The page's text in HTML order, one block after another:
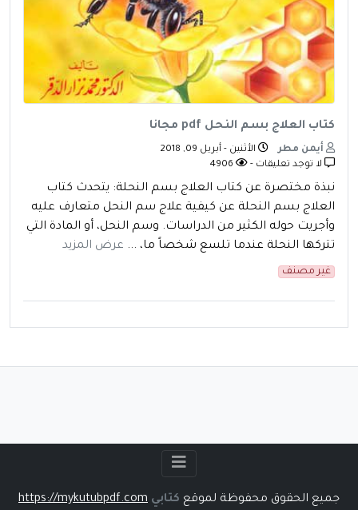
كتاب العلاج بسم النحل pdf مجانا
أيمن مطر
الأثنين - أبريل 09, 2018
لا توجد تعليقات -
نبذة مختصرة عن كتاب العلاج بسم النحلة: يتحدث كتاب
العلاج بسم النحلة عن كيفية علاج سم النحل متعارف عليه
وأجريت حوله الكثير من الدراسات. وسم النحل، أو المادة التي
تتركها النحلة عندما تلسع شخصاً ما، ... عرض المزيد
غير مصنف
جميع الحقوق محفوظة لموقع كتابي https://mykutubpdf.com